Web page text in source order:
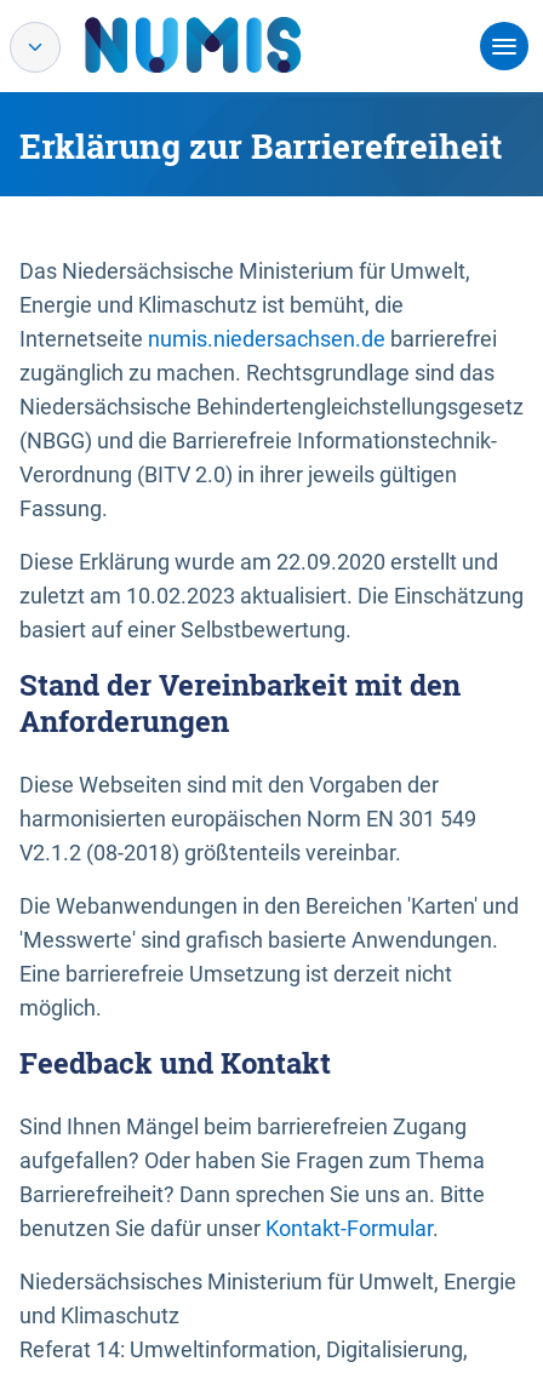
Erklärung zur Barrierefreiheit
Das Niedersächsische Ministerium für Umwelt,
Energie und Klimaschutz ist bemüht, die
Internetseite numis.niedersachsen.de barrierefrei
zugänglich zu machen. Rechtsgrundlage sind das
Niedersächsische Behindertengleichstellungsgesetz
(NBGG) und die Barrierefreie Informationstechnik-
Verordnung (BITV 2.0) in ihrer jeweils gültigen
Fassung.
Diese Erklärung wurde am 22.09.2020 erstellt und
zuletzt am 10.02.2023 aktualisiert. Die Einschätzung
basiert auf einer Selbstbewertung.
Stand der Vereinbarkeit mit den
Anforderungen
Diese Webseiten sind mit den Vorgaben der
harmonisierten europäischen Norm EN 301 549
V2.1.2 (08-2018) größtenteils vereinbar.
Die Webanwendungen in den Bereichen 'Karten' und
'Messwerte' sind grafisch basierte Anwendungen.
Eine barrierefreie Umsetzung ist derzeit nicht
möglich.
Feedback und Kontakt
Sind Ihnen Mängel beim barrierefreien Zugang
aufgefallen? Oder haben Sie Fragen zum Thema
Barrierefreiheit? Dann sprechen Sie uns an. Bitte
benutzen Sie dafür unser Kontakt-Formular.
Niedersächsisches Ministerium für Umwelt, Energie
und Klimaschutz
Referat 14: Umweltinformation, Digitalisierung,